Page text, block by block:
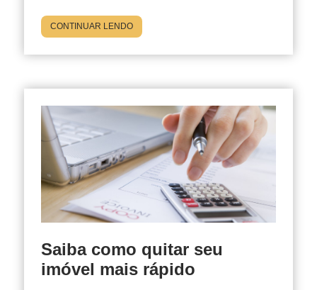
CONTINUAR LENDO
Saiba como quitar seu
imóvel mais rápido